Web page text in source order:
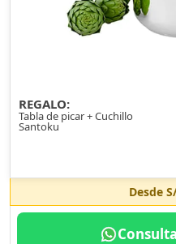
REGALO:
Tabla de picar + Cuchillo
Santoku
Desde